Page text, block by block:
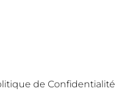
de Confidentialité